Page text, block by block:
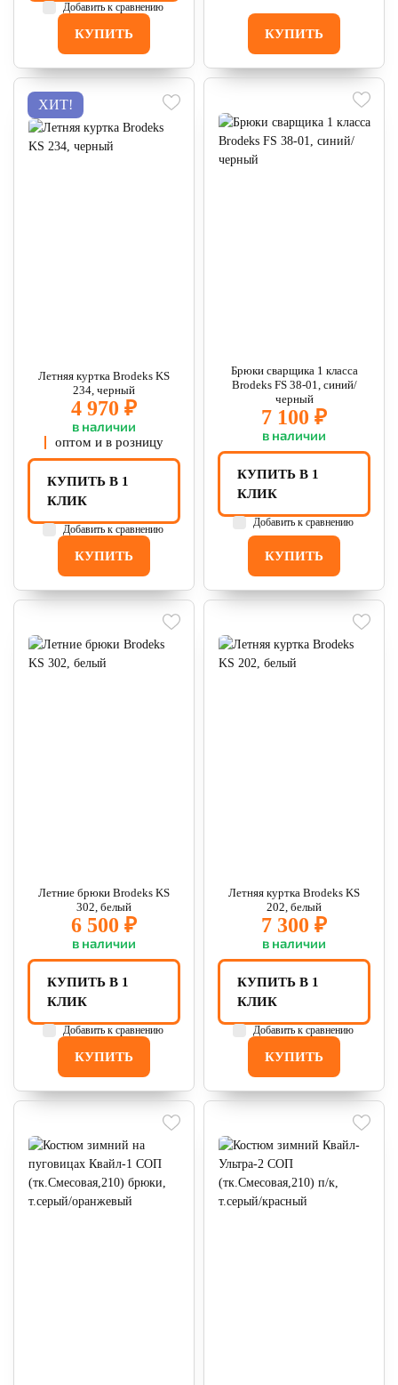
КУПИТЬ
Добавить к сравнению
КУПИТЬ
ХИТ!
Летняя куртка Brodeks KS
234, черный
4 970 ₽
в наличии
оптом и в розницу
КУПИТЬ
КУПИТЬ В 1
КЛИК
Добавить к сравнению
Брюки сварщика 1 класса
Brodeks FS 38-01, синий/
черный
7 100 ₽
в наличии
КУПИТЬ
КУПИТЬ В 1
КЛИК
Добавить к сравнению
Летние брюки Brodeks KS
302, белый
6 500 ₽
в наличии
КУПИТЬ
КУПИТЬ В 1
КЛИК
Добавить к сравнению
Летняя куртка Brodeks KS
202, белый
7 300 ₽
в наличии
КУПИТЬ
КУПИТЬ В 1
КЛИК
Добавить к сравнению